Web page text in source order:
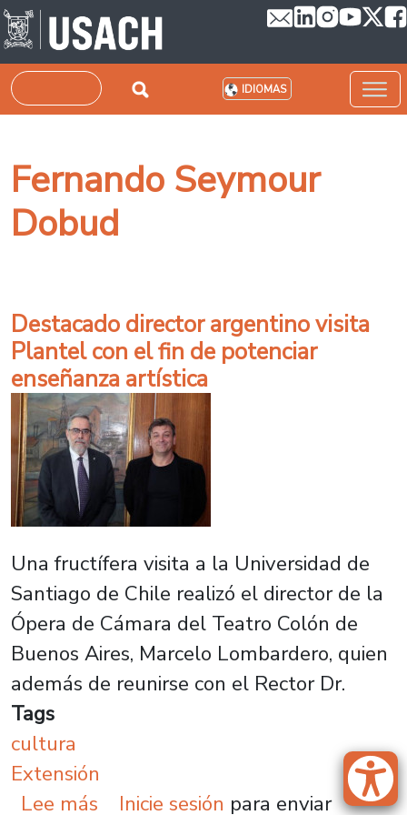
Pasar al contenido principal
Buscar IDIOMAS
Fernando Seymour
Dobud
Destacado director argentino visita
Plantel con el fin de potenciar
enseñanza artística
Una fructífera visita a la Universidad de
Santiago de Chile realizó el director de la
Ópera de Cámara del Teatro Colón de
Buenos Aires, Marcelo Lombardero, quien
además de reunirse con el Rector Dr.
Tags
cultura
Extensión
Lee más sobre Destacado director
Inicie sesión para enviar